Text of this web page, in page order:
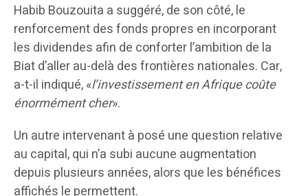
Habib Bouzouita a suggéré, de son côté, le
renforcement des fonds propres en incorporant
les dividendes afin de conforter l’ambition de la
Biat d’aller au-delà des frontières nationales. Car,
a-t-il indiqué, «l’investissement en Afrique coûte
énormément cher».
Un autre intervenant à posé une question relative
au capital, qui n’a subi aucune augmentation
depuis plusieurs années, alors que les bénéfices
affichés le permettent.